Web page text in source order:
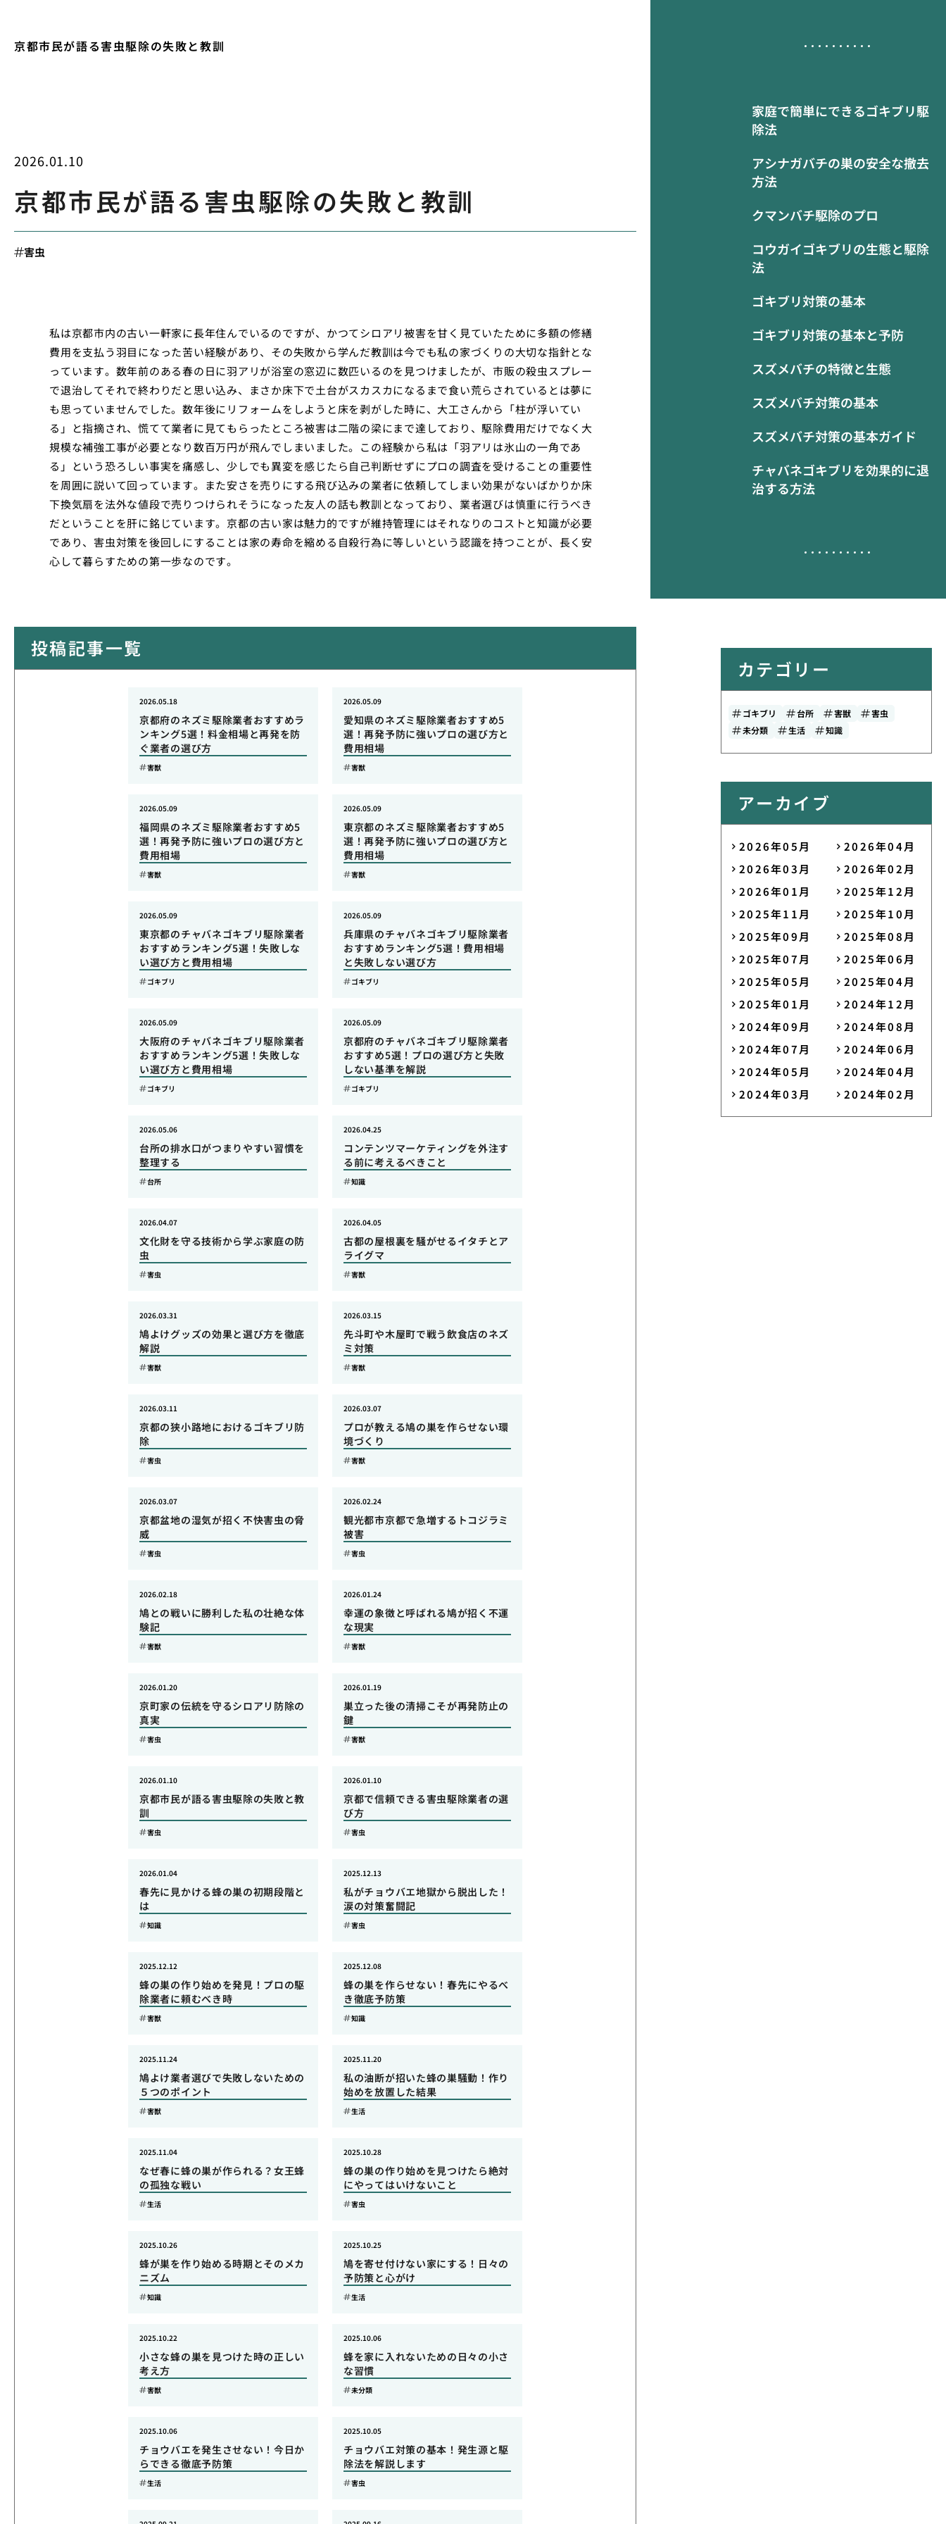
京都市民が語る害虫駆除の失敗と教訓
家庭で簡単にできるゴキブリ駆
除法
アシナガバチの巣の安全な撤去
方法
クマンバチ駆除のプロ
コウガイゴキブリの生態と駆除
法
ゴキブリ対策の基本
ゴキブリ対策の基本と予防
スズメバチの特徴と生態
スズメバチ対策の基本
スズメバチ対策の基本ガイド
チャバネゴキブリを効果的に退
治する方法
2026.01.10
京都市民が語る害虫駆除の失敗と教訓
害虫
私は京都市内の古い一軒家に長年住んでいるのですが、かつてシロアリ被害を甘く見ていたために多額の修繕
費用を支払う羽目になった苦い経験があり、その失敗から学んだ教訓は今でも私の家づくりの大切な指針とな
っています。数年前のある春の日に羽アリが浴室の窓辺に数匹いるのを見つけましたが、市販の殺虫スプレー
で退治してそれで終わりだと思い込み、まさか床下で土台がスカスカになるまで食い荒らされているとは夢に
も思っていませんでした。数年後にリフォームをしようと床を剥がした時に、大工さんから「柱が浮いてい
る」と指摘され、慌てて業者に見てもらったところ被害は二階の梁にまで達しており、駆除費用だけでなく大
規模な補強工事が必要となり数百万円が飛んでしまいました。この経験から私は「羽アリは氷山の一角であ
る」という恐ろしい事実を痛感し、少しでも異変を感じたら自己判断せずにプロの調査を受けることの重要性
を周囲に説いて回っています。また安さを売りにする飛び込みの業者に依頼してしまい効果がないばかりか床
下換気扇を法外な値段で売りつけられそうになった友人の話も教訓となっており、業者選びは慎重に行うべき
だということを肝に銘じています。京都の古い家は魅力的ですが維持管理にはそれなりのコストと知識が必要
であり、害虫対策を後回しにすることは家の寿命を縮める自殺行為に等しいという認識を持つことが、長く安
心して暮らすための第一歩なのです。
投稿記事一覧
京都府のネズミ駆除業者おすすめラ
ンキング5選！料金相場と再発を防
ぐ業者の選び方
2026.05.18
害獣
愛知県のネズミ駆除業者おすすめ5
選！再発予防に強いプロの選び方と
費用相場
2026.05.09
害獣
福岡県のネズミ駆除業者おすすめ5
選！再発予防に強いプロの選び方と
費用相場
2026.05.09
害獣
東京都のネズミ駆除業者おすすめ5
選！再発予防に強いプロの選び方と
費用相場
2026.05.09
害獣
東京都のチャバネゴキブリ駆除業者
おすすめランキング5選！失敗しな
い選び方と費用相場
2026.05.09
ゴキブリ
兵庫県のチャバネゴキブリ駆除業者
おすすめランキング5選！費用相場
と失敗しない選び方
2026.05.09
ゴキブリ
大阪府のチャバネゴキブリ駆除業者
おすすめランキング5選！失敗しな
い選び方と費用相場
2026.05.09
ゴキブリ
京都府のチャバネゴキブリ駆除業者
おすすめ5選！プロの選び方と失敗
しない基準を解説
2026.05.09
ゴキブリ
台所の排水口がつまりやすい習慣を
整理する
2026.05.06
台所
コンテンツマーケティングを外注す
る前に考えるべきこと
2026.04.25
知識
文化財を守る技術から学ぶ家庭の防
虫
2026.04.07
害虫
古都の屋根裏を騒がせるイタチとア
ライグマ
2026.04.05
害獣
鳩よけグッズの効果と選び方を徹底
解説
2026.03.31
害獣
先斗町や木屋町で戦う飲食店のネズ
ミ対策
2026.03.15
害獣
京都の狭小路地におけるゴキブリ防
除
2026.03.11
害虫
プロが教える鳩の巣を作らせない環
境づくり
2026.03.07
害獣
京都盆地の湿気が招く不快害虫の脅
威
2026.03.07
害虫
観光都市京都で急増するトコジラミ
被害
2026.02.24
害虫
鳩との戦いに勝利した私の壮絶な体
験記
2026.02.18
害獣
幸運の象徴と呼ばれる鳩が招く不運
な現実
2026.01.24
害獣
京町家の伝統を守るシロアリ防除の
真実
2026.01.20
害虫
巣立った後の清掃こそが再発防止の
鍵
2026.01.19
害獣
京都市民が語る害虫駆除の失敗と教
訓
2026.01.10
害虫
京都で信頼できる害虫駆除業者の選
び方
2026.01.10
害虫
春先に見かける蜂の巣の初期段階と
は
2026.01.04
知識
私がチョウバエ地獄から脱出した！
涙の対策奮闘記
2025.12.13
害虫
蜂の巣の作り始めを発見！プロの駆
除業者に頼むべき時
2025.12.12
害獣
蜂の巣を作らせない！春先にやるべ
き徹底予防策
2025.12.08
知識
鳩よけ業者選びで失敗しないための
５つのポイント
2025.11.24
害獣
私の油断が招いた蜂の巣騒動！作り
始めを放置した結果
2025.11.20
生活
なぜ春に蜂の巣が作られる？女王蜂
の孤独な戦い
2025.11.04
生活
蜂の巣の作り始めを見つけたら絶対
にやってはいけないこと
2025.10.28
害虫
蜂が巣を作り始める時期とそのメカ
ニズム
2025.10.26
知識
鳩を寄せ付けない家にする！日々の
予防策と心がけ
2025.10.25
生活
小さな蜂の巣を見つけた時の正しい
考え方
2025.10.22
害獣
蜂を家に入れないための日々の小さ
な習慣
2025.10.06
未分類
チョウバエを発生させない！今日か
らできる徹底予防策
2025.10.06
生活
チョウバエ対策の基本！発生源と駆
除法を解説します
2025.10.05
害虫
カテゴリー
ゴキブリ 台所 害獣
害虫
未分類
生活 知識
アーカイブ
2026年05月
2026年04月
2026年03月
2026年02月
2026年01月
2025年12月
2025年11月
2025年10月
2025年09月
2025年08月
2025年07月
2025年06月
2025年05月
2025年04月
2025年01月
2024年12月
2024年09月
2024年08月
2024年07月
2024年06月
2024年05月
2024年04月
2024年03月
2024年02月